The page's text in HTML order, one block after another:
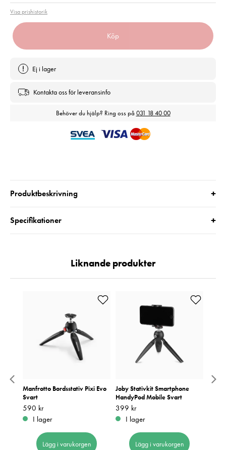
Visa prishistorik
Köp
Ej i lager
Kontakta oss för leveransinfo
Behöver du hjälp? Ring oss på 031 18 40 00
Produktbeskrivning +
Specifikationer +
Liknande produkter
Manfrotto Bordsstativ Pixi Evo
Svart
Pris: 590 kr
590 kr
I lager
Lägg i varukorgen
Joby Stativkit Smartphone
HandyPod Mobile Svart
Pris: 399 kr
399 kr
I lager
Lägg i varukorgen